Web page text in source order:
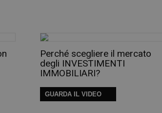
Perché scegliere il mercato
degli INVESTIMENTI
IMMOBILIARI?
GUARDA IL VIDEO